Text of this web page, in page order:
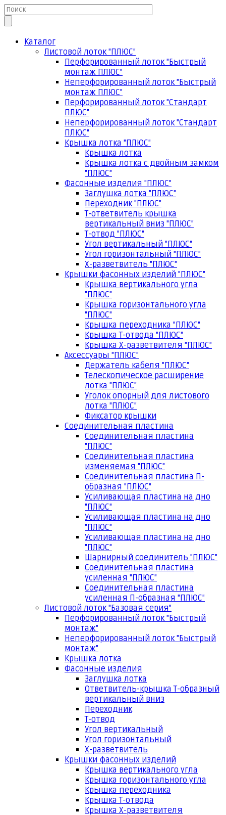
Каталог
Листовой лоток "ПЛЮС"
Перфорированный лоток "Быстрый
монтаж ПЛЮС"
Неперфорированный лоток "Быстрый
монтаж ПЛЮС"
Перфорированный лоток "Стандарт
ПЛЮС"
Неперфорированный лоток "Стандарт
ПЛЮС"
Крышка лотка "ПЛЮС"
Крышка лотка
Крышка лотка с двойным замком
"ПЛЮС"
Фасонные изделия "ПЛЮС"
Заглушка лотка "ПЛЮС"
Переходник "ПЛЮС"
Т-ответвитель крышка
вертикальный вниз "ПЛЮС"
Т-отвод "ПЛЮС"
Угол вертикальный "ПЛЮС"
Угол горизонтальный "ПЛЮС"
Х-разветвитель "ПЛЮС"
Крышки фасонных изделий "ПЛЮС"
Крышка вертикального угла
"ПЛЮС"
Крышка горизонтального угла
"ПЛЮС"
Крышка переходника "ПЛЮС"
Крышка Т-отвода "ПЛЮС"
Крышка Х-разветвителя "ПЛЮС"
Аксессуары "ПЛЮС"
Держатель кабеля "ПЛЮС"
Телескопическое расширение
лотка "ПЛЮС"
Уголок опорный для листового
лотка "ПЛЮС"
Фиксатор крышки
Соединительная пластина
Соединительная пластина
"ПЛЮС"
Соединительная пластина
изменяемая "ПЛЮС"
Соединительная пластина П-
образная "ПЛЮС"
Усиливающая пластина на дно
"ПЛЮС"
Усиливающая пластина на дно
"ПЛЮС"
Усиливающая пластина на дно
"ПЛЮС"
Шарнирный соединитель "ПЛЮС"
Соединительная пластина
усиленная "ПЛЮС"
Соединительная пластина
усиленная П-образная "ПЛЮС"
Листовой лоток "Базовая серия"
Перфорированный лоток "Быстрый
монтаж"
Неперфорированный лоток "Быстрый
монтаж"
Крышка лотка
Фасонные изделия
Заглушка лотка
Ответвитель-крышка Т-образный
вертикальный вниз
Переходник
Т-отвод
Угол вертикальный
Угол горизонтальный
Х-разветвитель
Крышки фасонных изделий
Крышка вертикального угла
Крышка горизонтального угла
Крышка переходника
Крышка Т-отвода
Крышка Х-разветвителя